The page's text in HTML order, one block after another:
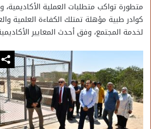
متطورة تواكب متطلبات العملية
كوادر طبية مؤهلة تمتلك الكفاءة العلمية
لخدمة المجتمع، وفق أحدث المعايير